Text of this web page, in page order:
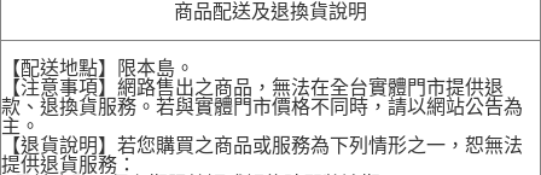
商品配送及退換貨說明
【配送地點】限本島。
【注意事項】網路售出之商品，無法在全台實體門市提供退
款、退換貨服務。若與實體門市價格不同時，請以網站公告為
主。
【退貨說明】若您購買之商品或服務為下列情形之一，恕無法
提供退貨服務：